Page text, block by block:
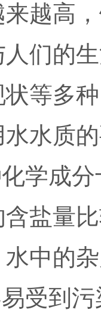
越高
们的
等多
水质
学成
盐量
中的
受到